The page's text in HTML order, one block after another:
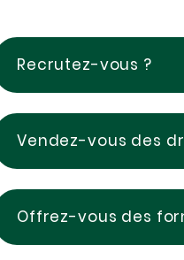
Recrutez-vous ?
Vendez-vous des
Offrez-vous des